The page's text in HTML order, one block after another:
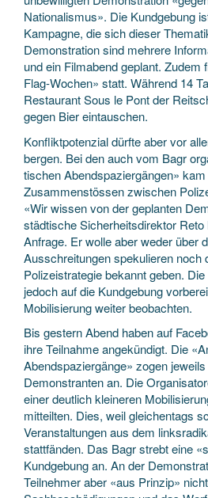
Nationalismus». Die Kundgebung
Kampagne, die sich dieser
Demonstration sind mehrere
und ein Filmabend geplant.
Flag-Wochen» statt. Während 14
Restaurant Sous le Pont der
gegen Bier eintauschen.
Konfliktpotenzial dürfte aber vor
bergen. Bei den auch vom Bagr
tischen Abendspaziergängen»
Zusammenstössen zwischen
«Wir wissen von der geplanten
städtische Sicher­heits­direktor
Anfrage. Er wolle aber weder über
Ausschreitungen spekulieren noch
Polizeistrategie bekannt geben.
jedoch auf die Kundgebung
Mobilisierung weiter beobachten.
Bis gestern Abend haben auf
ihre Teilnahme angekündigt. Die
Abendspaziergänge» zogen
Demonstranten an. Die
einer deutlich kleineren
mitteilten. Dies, weil gleichentags
Veranstaltungen aus dem
stattfänden. Das Bagr strebt eine
Kundgebung an. An der
Teilnehmer aber «aus Prinzip»